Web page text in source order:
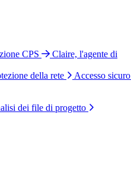
CPS
Claire, l'agente di
della rete
Accesso sicuro
dei file di progetto